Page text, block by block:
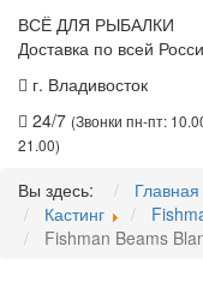
ВСЁ ДЛЯ РЫБАЛКИ
Доставка по всей
г. Владивосток
24/7 (Звонки пн-пт:
21.00)
Вы здесь: Главная
Кастинг
Fishman Beams